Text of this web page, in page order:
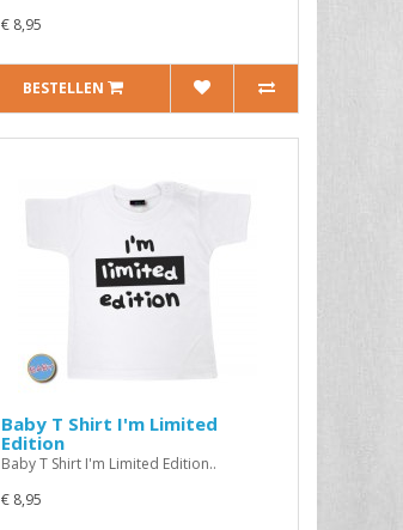
€ 8,95
BESTELLEN
Baby T Shirt I'm Limited
Edition
Baby T Shirt I'm Limited Edition..
€ 8,95